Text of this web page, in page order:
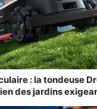
: la tondeuse
des jardins